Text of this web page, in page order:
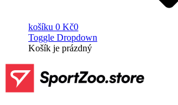
košíku 0 Kč0
Toggle Dropdown
Košík je prázdný